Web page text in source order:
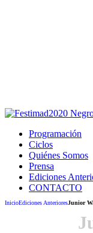
Programación
Ciclos
Quiénes Somos
Prensa
Ediciones
CONTACTO
InicioEdiciones AnterioresJunior